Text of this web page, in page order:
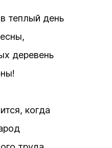
теплый день
деревень
когда